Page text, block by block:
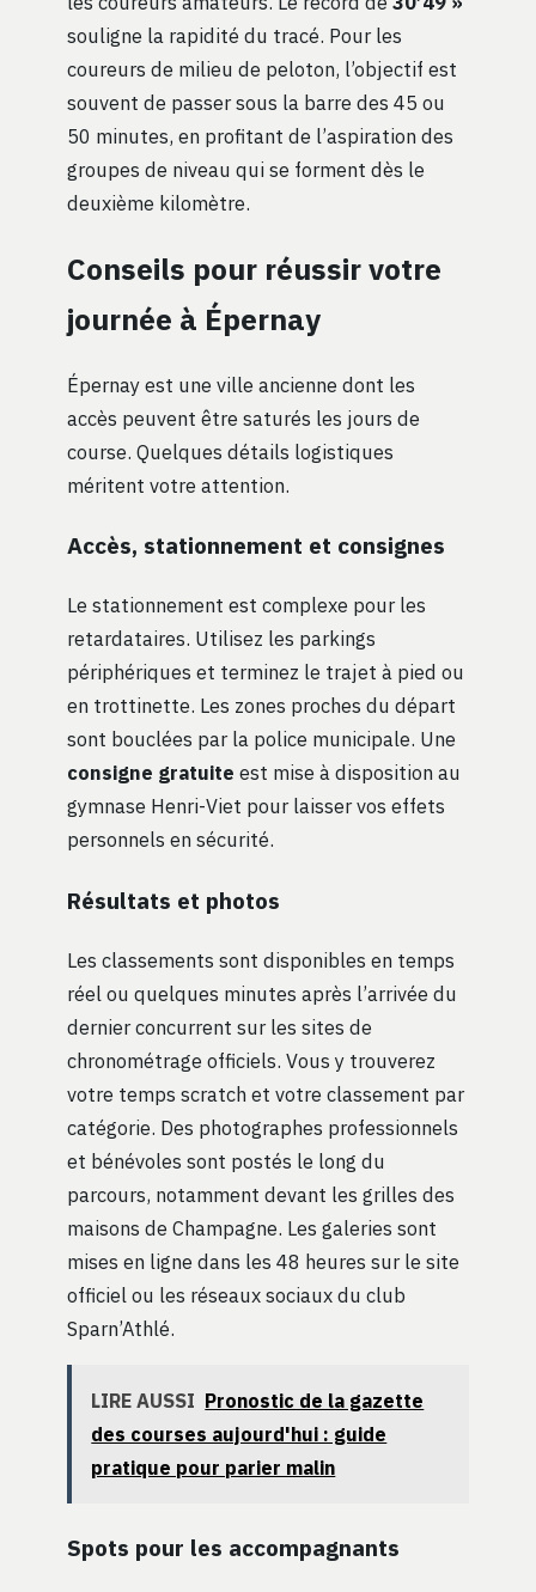
souligne la rapidité du tracé. Pour les
coureurs de milieu de peloton, l’objectif est
souvent de passer sous la barre des 45 ou
50 minutes, en profitant de l’aspiration des
groupes de niveau qui se forment dès le
deuxième kilomètre.
Conseils pour réussir votre
journée à Épernay
Épernay est une ville ancienne dont les
accès peuvent être saturés les jours de
course. Quelques détails logistiques
méritent votre attention.
Accès, stationnement et consignes
Le stationnement est complexe pour les
retardataires. Utilisez les parkings
périphériques et terminez le trajet à pied ou
en trottinette. Les zones proches du départ
sont bouclées par la police municipale. Une
consigne gratuite est mise à disposition au
gymnase Henri-Viet pour laisser vos effets
personnels en sécurité.
Résultats et photos
Les classements sont disponibles en temps
réel ou quelques minutes après l’arrivée du
dernier concurrent sur les sites de
chronométrage officiels. Vous y trouverez
votre temps scratch et votre classement par
catégorie. Des photographes professionnels
et bénévoles sont postés le long du
parcours, notamment devant les grilles des
maisons de Champagne. Les galeries sont
mises en ligne dans les 48 heures sur le site
officiel ou les réseaux sociaux du club
Sparn’Athlé.
LIRE AUSSI Pronostic de la gazette
des courses aujourd'hui : guide
pratique pour parier malin
Spots pour les accompagnants